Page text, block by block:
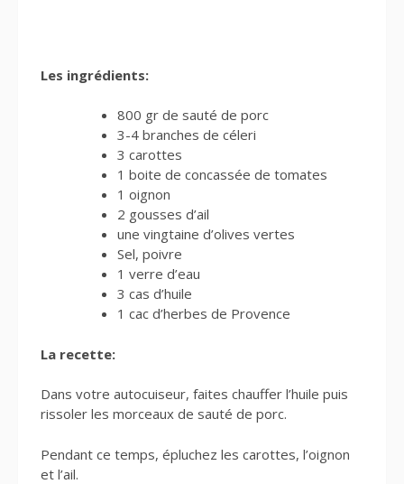
Les ingrédients:
800 gr de sauté de porc
3-4 branches de céleri
3 carottes
1 boite de concassée de tomates
1 oignon
2 gousses d’ail
une vingtaine d’olives vertes
Sel, poivre
1 verre d’eau
3 cas d’huile
1 cac d’herbes de Provence
La recette:
Dans votre autocuiseur, faites chauffer l’huile puis
rissoler les morceaux de sauté de porc.
Pendant ce temps, épluchez les carottes, l’oignon
et l’ail.